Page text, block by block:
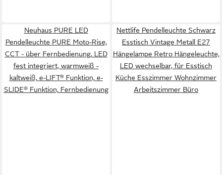
Neuhaus PURE LED
Pendelleuchte PURE Moto-Rise,
CCT - über Fernbedienung, LED
fest integriert, warmweiß -
kaltweiß, e-LIFT® Funktion, e-
SLIDE® Funktion, Fernbedienung
Nettlife Pendelleuchte Schwarz
Esstisch Vintage Metall E27
Hängelampe Retro Hängeleuchte,
LED wechselbar, für Esstisch
Küche Esszimmer Wohnzimmer
Arbeitszimmer Büro